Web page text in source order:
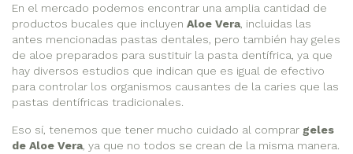
En el mercado podemos encontrar una amplia cantidad de
productos bucales que incluyen Aloe Vera, incluidas las
antes mencionadas pastas dentales, pero también hay geles
de aloe preparados para sustituir la pasta dentífrica, ya que
hay diversos estudios que indican que es igual de efectivo
para controlar los organismos causantes de la caries que las
pastas dentífricas tradicionales.
Eso sí, tenemos que tener mucho cuidado al comprar geles
de Aloe Vera, ya que no todos se crean de la misma manera.